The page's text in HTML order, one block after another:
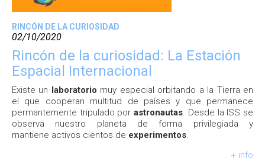
RINCÓN DE LA CURIOSIDAD
02/10/2020
Rincón de la curiosidad: La Estación
Espacial Internacional
Existe un laboratorio muy especial orbitando a la Tierra en
el que cooperan multitud de países y que permanece
permantemente tripulado porastronautas. Desde la ISS se
observa nuestro planeta de forma privilegiada y
mantiene activos cientos de experimentos.
+ info